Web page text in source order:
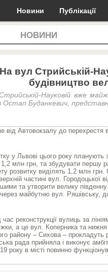
Новини Публікації
НОВИНИ
На вул Стрийській-
будівництво
Науковій вже
Остап Буданкевич,
Автовокзалу до перехрестя
у Львові цього року планують
млн грн, та збудувати першу
розвитку виділять 1,2 млн грн.
частині вул. Городоцької
та утворити велику
майбутню вул. Ряшівську,
реконструкції вулиць за
а це вул. Коперника та нижня
району – Сихова – прокладуть
рада прийняла і виконує
року в місті повинно